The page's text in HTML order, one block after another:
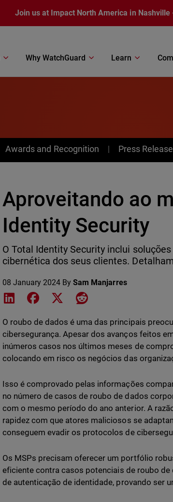
Join us at Impact North America in Nashville
Why WatchGuard Learn
Awards and Recognition Press
Aproveitando ao
Identity Security
O Total Identity Security inclui
cibernética dos seus clientes.
08 January 2024 BySam Manjarres
Share on LinkedIn
Share on Facebook
Share on XShare on Reddit
O roubo de dados é uma das principais
cibersegurança. Apesar dos avanços feitos
inúmeros casos nos últimos meses de
colocando em risco os negócios das
Isso é comprovado pelas informações
no número de casos de roubo de dados
com o mesmo período do ano anterior. A
rapidez com que atores maliciosos se
conseguem evadir os protocolos de
Os MSPs precisam oferecer um portfólio
eficiente contra casos potenciais de roubo
de autenticação de identidade, provando ser